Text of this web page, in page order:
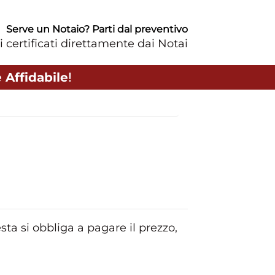
Serve un Notaio? Parti dal preventivo
certificati direttamente dai Notai
Affidabile!
si obbliga a pagare il prezzo,